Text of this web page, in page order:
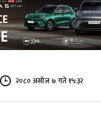
२०८० असोज ७ गते १५:३२